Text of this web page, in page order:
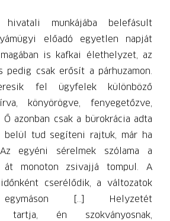
munkájába belefásult
előadó egyetlen napját
is kafkai élethelyzet, az
pedig csak erősít a párhuzamon.
fel ügyfelek különböző
könyörögve, fenyegetőzve,
azonban csak a bürokrácia adta
belül tud segíteni rajtuk, már ha
egyéni sérelmek szólama a
át monoton zsivajjá tompul. A
időnként cserélődik, a változatok
egymáson [...] Helyzetét
tartja, én szokványosnak,